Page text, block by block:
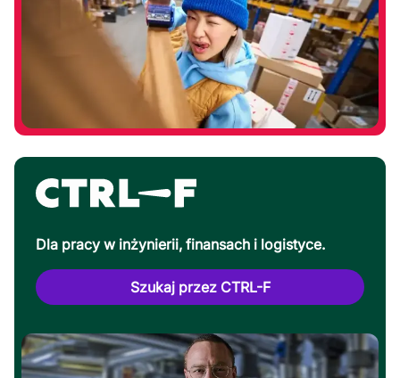
Dla pracy w inżynierii, finansach i logistyce.
Szukaj przez CTRL-F